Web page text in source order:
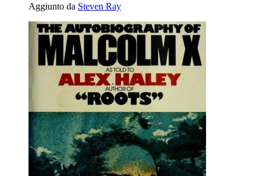
Aggiunto da Steven Ray